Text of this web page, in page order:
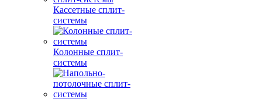
Кассетные сплит-
системы
Колонные сплит-
системы